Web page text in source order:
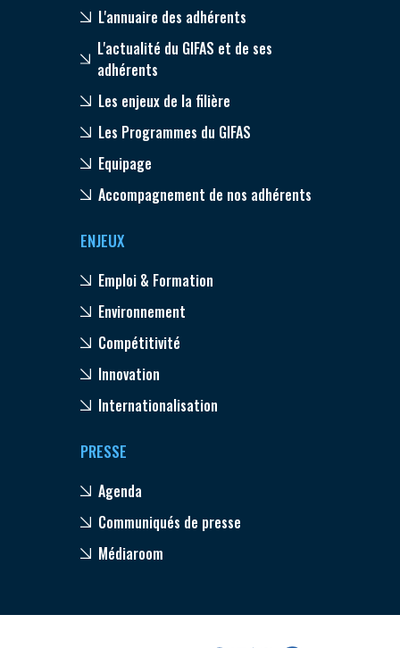
L'annuaire des adhérents
L'actualité du GIFAS et de ses
adhérents
Les enjeux de la filière
Les Programmes du GIFAS
Equipage
Accompagnement de nos adhérents
ENJEUX
Emploi & Formation
Environnement
Compétitivité
Innovation
Internationalisation
PRESSE
Agenda
Communiqués de presse
Médiaroom